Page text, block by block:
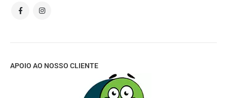
APOIO AO NOSSO CLIENTE